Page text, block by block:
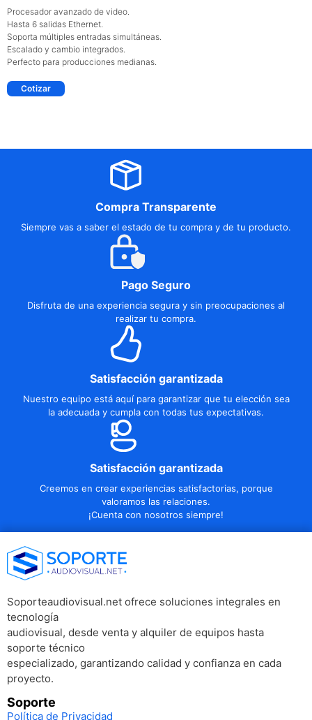
Procesador avanzado de video.
Hasta 6 salidas Ethernet.
Soporta múltiples entradas simultáneas.
Escalado y cambio integrados.
Perfecto para producciones medianas.
Cotizar
Compra Transparente
Siempre vas a saber el estado de tu compra y de tu producto.
Pago Seguro
Disfruta de una experiencia segura y sin preocupaciones al
realizar tu compra.
Satisfacción garantizada
Nuestro equipo está aquí para garantizar que tu elección sea
la adecuada y cumpla con todas tus expectativas.
Satisfacción garantizada
Creemos en crear experiencias satisfactorias, porque
valoramos las relaciones.
¡Cuenta con nosotros siempre!
Soporteaudiovisual.net ofrece soluciones integrales en
tecnología
audiovisual, desde venta y alquiler de equipos hasta
soporte técnico
especializado, garantizando calidad y confianza en cada
proyecto.
Soporte
Política de Privacidad